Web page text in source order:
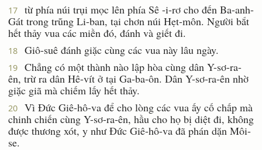
17
từ phía núi trụi mọc lên phía Sê -i-rơ cho đến Ba-anh-
Gát trong trũng Li-ban, tại chơn núi Hẹt-môn. Người bắt
hết thảy vua các miền đó, đánh và giết đi.
18 Giô-suê đánh giặc cùng các vua này lâu ngày.
19
Chẳng có một thành nào lập hòa cùng dân Y-sơ-ra-
ên, trừ ra dân Hê-vít ở tại Ga-ba-ôn. Dân Y-sơ-ra-ên nhờ
giặc giã mà chiếm lấy hết thảy.
20
Vì Ðức Giê-hô-va để cho lòng các vua ấy cố chấp mà
chinh chiến cùng Y-sơ-ra-ên, hầu cho họ bị diệt đi, không
được thương xót, y như Ðức Giê-hô-va đã phán dặn Môi-
se.